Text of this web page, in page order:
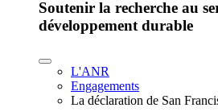
Soutenir la recherche au
développement durable
L'ANR
Engagements
La déclaration de San